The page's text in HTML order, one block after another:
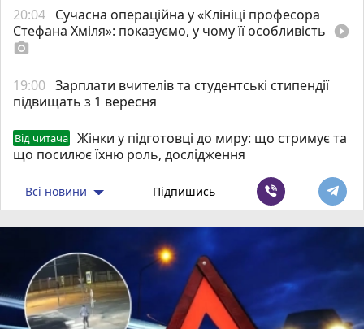
20:04 Сучасна операційна у «Клініці професора
Стефана Хміля»: показуємо, у чому її особливість play_circle_filled
photo_camera
19:00 Зарплати вчителів та студентські стипендії
підвищать з 1 вересня
Від читача
Жінки у підготовці до миру: що стримує та
що посилює їхню роль, дослідження
Всі новини Підпишись